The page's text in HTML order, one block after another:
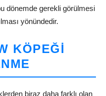
dönemde gerekli görülmesi
yönündedir.
KÖPEĞI
biraz daha farklı olan